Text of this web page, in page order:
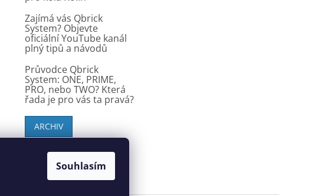
Souhlasím
Zajímá vás Qbrick
System? Objevte
oficiální YouTube kanál
plný tipů a návodů
Průvodce Qbrick
System: ONE, PRIME,
PRO, nebo TWO? Která
řada je pro vás ta pravá?
ARCHIV